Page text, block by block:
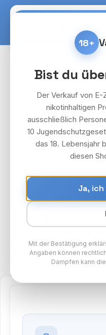
Zum Hauptinhalt springen
Bildergalerie
10x SKE Crystal
SKE Crystal Pro 800
18+
Bist du
Der Verkauf von
nikotinhaltigen
ausschließlich
10
das 18. Lebensjahr
diesen
Ja, ich
Mit der Bestätigung
Angaben können
Dampfen kann